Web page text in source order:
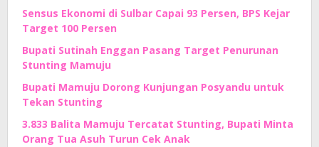
Sensus Ekonomi di Sulbar Capai 93 Persen, BPS Kejar
Target 100 Persen
Bupati Sutinah Enggan Pasang Target Penurunan
Stunting Mamuju
Bupati Mamuju Dorong Kunjungan Posyandu untuk
Tekan Stunting
3.833 Balita Mamuju Tercatat Stunting, Bupati Minta
Orang Tua Asuh Turun Cek Anak